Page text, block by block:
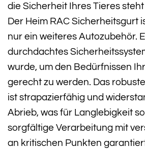
die Sicherheit Ihres Tieres
Der Heim RAC Sicherheitsgurt
nur ein weiteres Autozubehör.
durchdachtes
wurde, um den Bedürfnissen
gerecht zu werden. Das
ist strapazierfähig und
Abrieb, was für Langlebigkeit
sorgfältige Verarbeitung mit
an kritischen Punkten